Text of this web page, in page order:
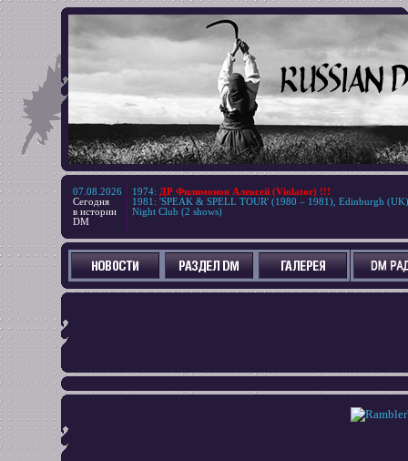
07.08.2026
Сегодня
в истории
DM
1974: ДР Филимонов Алексей (Violator) !!!
1981 : 'SPEAK & SPELL TOUR' (1980 – 1981), Edinburgh (UK)
Night Club (2 shows)